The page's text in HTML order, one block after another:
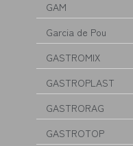
GAM
Garcia de Pou
GASTROMIX
GASTROPLAST
GASTRORAG
GASTROTOP